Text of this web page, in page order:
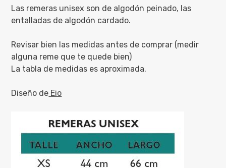
Las remeras unisex son de algodón peinado, las
entalladas de algodón cardado.
Revisar bien las medidas antes de comprar (medir
alguna reme que te quede bien)
La tabla de medidas es aproximada.
Diseño de Eio